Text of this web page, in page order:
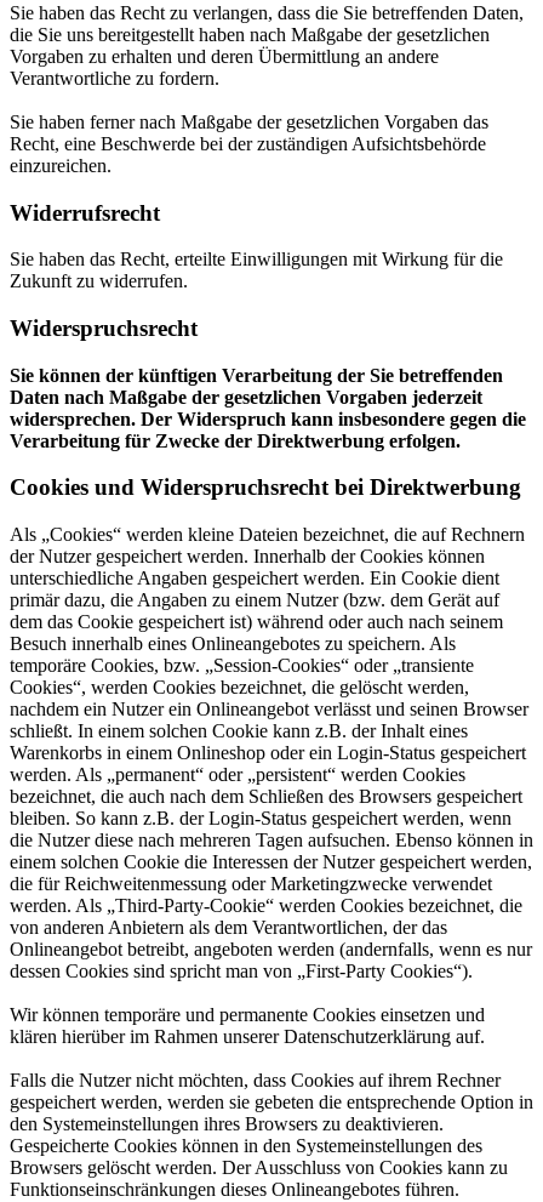
Sie haben das Recht zu verlangen, dass die Sie betreffenden Daten,
die Sie uns bereitgestellt haben nach Maßgabe der gesetzlichen
Vorgaben zu erhalten und deren Übermittlung an andere
Verantwortliche zu fordern.
Sie haben ferner nach Maßgabe der gesetzlichen Vorgaben das
Recht, eine Beschwerde bei der zuständigen Aufsichtsbehörde
einzureichen.
Widerrufsrecht
Sie haben das Recht, erteilte Einwilligungen mit Wirkung für die
Zukunft zu widerrufen.
Widerspruchsrecht
Sie können der künftigen Verarbeitung der Sie betreffenden
Daten nach Maßgabe der gesetzlichen Vorgaben jederzeit
widersprechen. Der Widerspruch kann insbesondere gegen die
Verarbeitung für Zwecke der Direktwerbung erfolgen.
Cookies und Widerspruchsrecht bei Direktwerbung
Als „Cookies“ werden kleine Dateien bezeichnet, die auf Rechnern
der Nutzer gespeichert werden. Innerhalb der Cookies können
unterschiedliche Angaben gespeichert werden. Ein Cookie dient
primär dazu, die Angaben zu einem Nutzer (bzw. dem Gerät auf
dem das Cookie gespeichert ist) während oder auch nach seinem
Besuch innerhalb eines Onlineangebotes zu speichern. Als
temporäre Cookies, bzw. „Session-Cookies“ oder „transiente
Cookies“, werden Cookies bezeichnet, die gelöscht werden,
nachdem ein Nutzer ein Onlineangebot verlässt und seinen Browser
schließt. In einem solchen Cookie kann z.B. der Inhalt eines
Warenkorbs in einem Onlineshop oder ein Login-Status gespeichert
werden. Als „permanent“ oder „persistent“ werden Cookies
bezeichnet, die auch nach dem Schließen des Browsers gespeichert
bleiben. So kann z.B. der Login-Status gespeichert werden, wenn
die Nutzer diese nach mehreren Tagen aufsuchen. Ebenso können in
einem solchen Cookie die Interessen der Nutzer gespeichert werden,
die für Reichweitenmessung oder Marketingzwecke verwendet
werden. Als „Third-Party-Cookie“ werden Cookies bezeichnet, die
von anderen Anbietern als dem Verantwortlichen, der das
Onlineangebot betreibt, angeboten werden (andernfalls, wenn es nur
dessen Cookies sind spricht man von „First-Party Cookies“).
Wir können temporäre und permanente Cookies einsetzen und
klären hierüber im Rahmen unserer Datenschutzerklärung auf.
Falls die Nutzer nicht möchten, dass Cookies auf ihrem Rechner
gespeichert werden, werden sie gebeten die entsprechende Option in
den Systemeinstellungen ihres Browsers zu deaktivieren.
Gespeicherte Cookies können in den Systemeinstellungen des
Browsers gelöscht werden. Der Ausschluss von Cookies kann zu
Funktionseinschränkungen dieses Onlineangebotes führen.